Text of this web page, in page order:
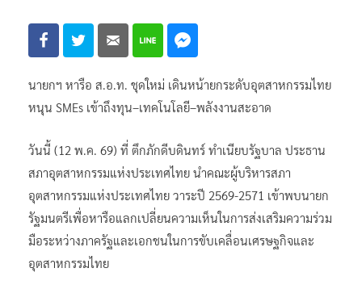
นายกฯ หารือ ส.อ.ท. ชุดใหม่ เดินหน้ายกระดับอุตสาหกรรมไทย
หนุน SMEs เข้าถึงทุน–เทคโนโลยี–พลังงานสะอาด
วันนี้ (12 พ.ค. 69) ที่ ตึกภักดีบดินทร์ ทำเนียบรัฐบาล ประธาน
สภาอุตสาหกรรมแห่งประเทศไทย นำคณะผู้บริหารสภา
อุตสาหกรรมแห่งประเทศไทย วาระปี 2569-2571 เข้าพบนายก
รัฐมนตรีเพื่อหารือแลกเปลี่ยนความเห็นในการส่งเสริมความร่วม
มือระหว่างภาครัฐและเอกชนในการขับเคลื่อนเศรษฐกิจและ
อุตสาหกรรมไทย